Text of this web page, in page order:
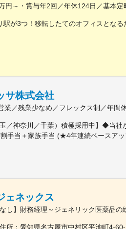
円～・賞与年2回／年休124日／基本定
サ株式会社
業／残業少なめ／フレックス制／年間
ェネックス
なし】財務経理～ジェネリック医薬品